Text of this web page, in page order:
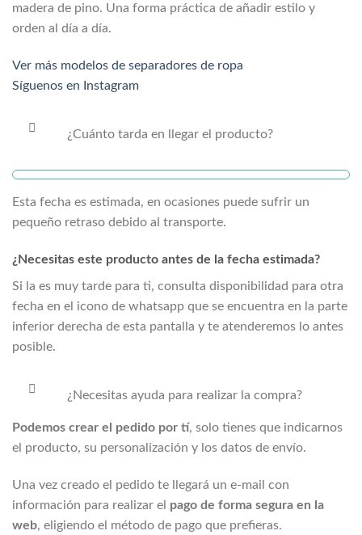
madera de pino. Una forma práctica de añadir estilo y
orden al día a día.
Ver más modelos de separadores de ropa
Síguenos en Instagram
¿Cuánto tarda en llegar el producto?
Esta fecha es estimada, en ocasiones puede sufrir un
pequeño retraso debido al transporte.
¿Necesitas este producto antes de la fecha estimada?
Si la es muy tarde para ti, consulta disponibilidad para otra
fecha en el icono de whatsapp que se encuentra en la parte
inferior derecha de esta pantalla y te atenderemos lo antes
posible.
¿Necesitas ayuda para realizar la compra?
Podemos crear el pedido por tí, solo tienes que indicarnos
el producto, su personalización y los datos de envío.
Una vez creado el pedido te llegará un e-mail con
información para realizar el pago de forma segura en la
web, eligiendo el método de pago que prefieras.